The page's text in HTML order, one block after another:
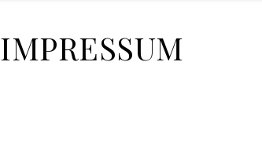
IMPRESSUM